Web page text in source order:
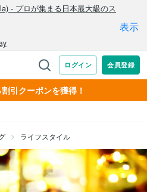
引クーポンを獲得！
ライフスタイル